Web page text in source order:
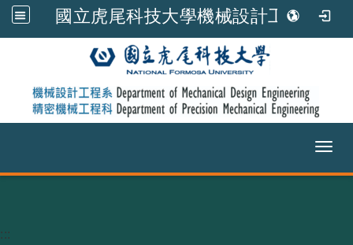
國立虎尾科技大學機械設計工程系
:::